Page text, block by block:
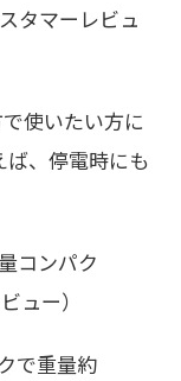
タマーレビュ
使いたい方に
ば、停電時にも
コンパク
ュー）
で重量約